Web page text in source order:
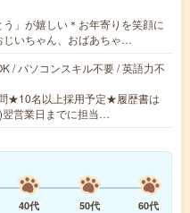
」が嬉しい＊お年寄りを笑顔に
じいちゃん、おばあちゃ…
/ パソコンスキル不要 / 英語力不
★10名以上採用予定★履歴書は
営業日までに担当…
40代 50代
60代